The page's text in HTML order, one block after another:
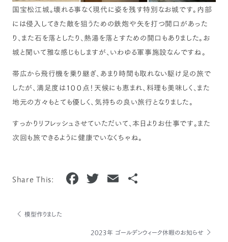
国宝松江城。壊れる事なく現代に姿を残す特別なお城です。内部
には侵入してきた敵を狙うための鉄炮や矢を打つ開口があった
り、また石を落としたり、熱湯を落とすための開口もありました。お
城と聞いて雅な感じもしますが、いわゆる軍事施設なんですね。
帯広から飛行機を乗り継ぎ、あまり時間も取れない駆け足の旅で
したが、満足度は１００点！天候にも恵まれ、料理も美味しく、また
地元の方々もとても優しく、気持ちの良い旅行となりました。
すっかりリフレッシュさせていただいて、本日よりお仕事です。また
次回も旅できるように健康でいなくちゃね。
Share This: F T
te
E
l
模型作りました
2023年 ゴールデンウィーク休暇のお知らせ